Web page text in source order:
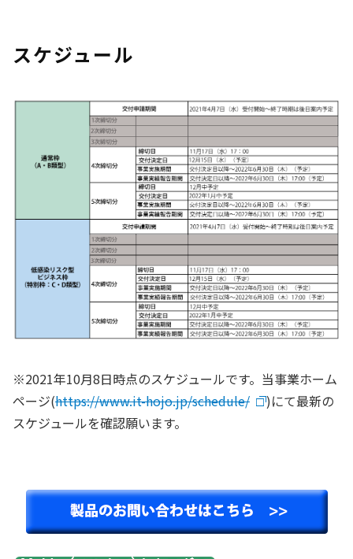
スケジュール
※2021年10月8日時点のスケジュールです。当事業ホーム
ページ(https://www.it-hojo.jp/schedule/
)にて最新の
スケジュールを確認願います。